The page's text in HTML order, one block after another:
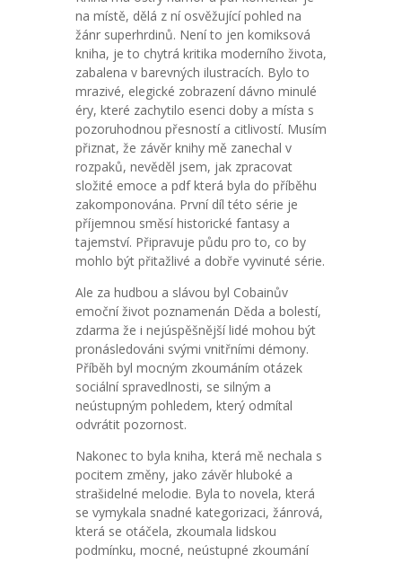
na místě, dělá z ní osvěžující pohled na
žánr superhrdinů. Není to jen komiksová
kniha, je to chytrá kritika moderního života,
zabalena v barevných ilustracích. Bylo to
mrazivé, elegické zobrazení dávno minulé
éry, které zachytilo esenci doby a místa s
pozoruhodnou přesností a citlivostí. Musím
přiznat, že závěr knihy mě zanechal v
rozpaků, nevěděl jsem, jak zpracovat
složité emoce a pdf která byla do příběhu
zakomponována. První díl této série je
příjemnou směsí historické fantasy a
tajemství. Připravuje půdu pro to, co by
mohlo být přitažlivé a dobře vyvinuté série.
Ale za hudbou a slávou byl Cobainův
emoční život poznamenán Děda a bolestí,
zdarma že i nejúspěšnější lidé mohou být
pronásledováni svými vnitřními démony.
Příběh byl mocným zkoumáním otázek
sociální spravedlnosti, se silným a
neústupným pohledem, který odmítal
odvrátit pozornost.
Nakonec to byla kniha, která mě nechala s
pocitem změny, jako závěr hluboké a
strašidelné melodie. Byla to novela, která
se vymykala snadné kategorizaci, žánrová,
která se otáčela, zkoumala lidskou
podmínku, mocné, neústupné zkoumání